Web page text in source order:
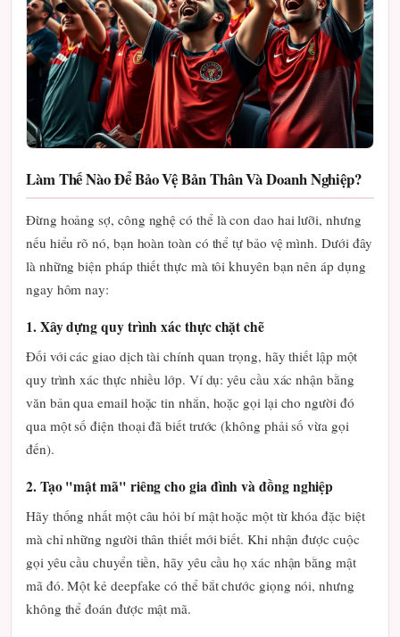
Làm Thế Nào Để Bảo Vệ Bản Thân Và Doanh Nghiệp?
Đừng hoảng sợ, công nghệ có thể là con dao hai lưỡi, nhưng
nếu hiểu rõ nó, bạn hoàn toàn có thể tự bảo vệ mình. Dưới đây
là những biện pháp thiết thực mà tôi khuyên bạn nên áp dụng
ngay hôm nay:
1. Xây dựng quy trình xác thực chặt chẽ
Đối với các giao dịch tài chính quan trọng, hãy thiết lập một
quy trình xác thực nhiều lớp. Ví dụ: yêu cầu xác nhận bằng
văn bản qua email hoặc tin nhắn, hoặc gọi lại cho người đó
qua một số điện thoại đã biết trước (không phải số vừa gọi
đến).
2. Tạo "mật mã" riêng cho gia đình và đồng nghiệp
Hãy thống nhất một câu hỏi bí mật hoặc một từ khóa đặc biệt
mà chỉ những người thân thiết mới biết. Khi nhận được cuộc
gọi yêu cầu chuyển tiền, hãy yêu cầu họ xác nhận bằng mật
mã đó. Một kẻ deepfake có thể bắt chước giọng nói, nhưng
không thể đoán được mật mã.